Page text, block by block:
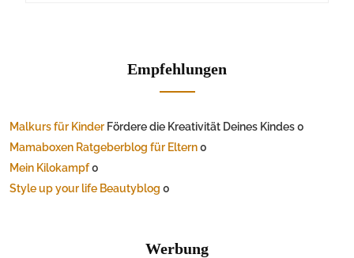
Empfehlungen
Malkurs für Kinder Fördere die Kreativität Deines Kindes 0
Mamaboxen Ratgeberblog für Eltern0
Mein Kilokampf0
Style up your life Beautyblog 0
Werbung